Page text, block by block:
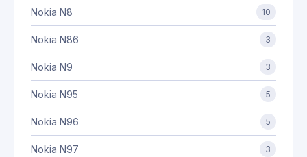
Nokia N8 10
Nokia N86 3
Nokia N9 3
Nokia N95 5
Nokia N96 5
Nokia N97 3